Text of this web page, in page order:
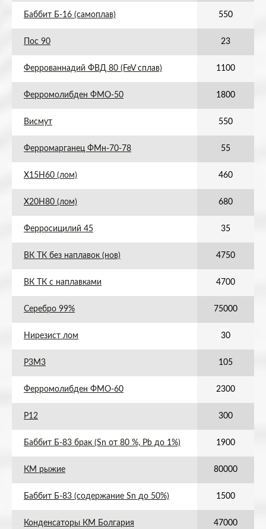
Баббит Б-16 (самоплав) 550
Пос 90 23
Феррованнадий ФВД 80 (FeV сплав) 1100
Ферромолибден ФМО-50 1800
Висмут 550
Ферромарганец ФМн-70-78 55
Х15Н60 (лом) 460
Х20Н80 (лом) 680
Ферросицилий 45 35
ВК ТК без наплавок (нов) 4750
ВК ТК с наплавками 4700
Серебро 99% 75000
Нирезист лом 30
Р3М3 105
Ферромолибден ФМО-60 2300
Р12 300
Баббит Б-83 брак (Sn от 80 %, Pb до 1%) 1900
КМ рыжие 80000
Баббит Б-83 (содержание Sn до 50%) 1500
Конденсаторы КМ Болгария 47000